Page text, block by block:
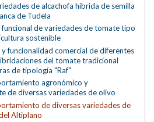
de alcachofa híbrida de semilla
de Tudela
funcional de variedades de tomate tipo
sostenible
funcionalidad comercial de diferentes
del tomate tradicional
de tipología "Raf"
agronómico y
de diversas variedades de olivo
de diversas variedades de
Altiplano